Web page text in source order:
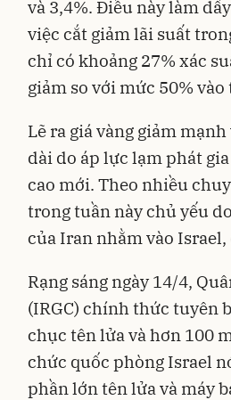
và 3,4%. Điều này làm
việc cắt giảm lãi suất
chỉ có khoảng 27% xác
giảm so với mức 50%
Lẽ ra giá vàng giảm
dài do áp lực lạm phát
cao mới. Theo nhiều
trong tuần này chủ yếu
của Iran nhằm vào
Rạng sáng ngày 14/4,
(IRGC) chính thức tuyên
chục tên lửa và hơn 100
chức quốc phòng Israel
phần lớn tên lửa và máy